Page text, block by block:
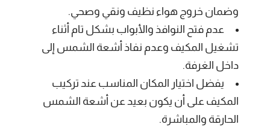
وضمان خروج هواء نظيف ونقي وصحي.
عدم فتح النوافذ والأبواب بشكل تام أثناء
تشغيل المكيف وعدم نفاذ أشعة الشمس إلى
داخل الغرفة.
يفضل اختيار المكان المناسب عند تركيب
المكيف على أن يكون بعيد عن أشعة الشمس
الحارقة والمباشرة.